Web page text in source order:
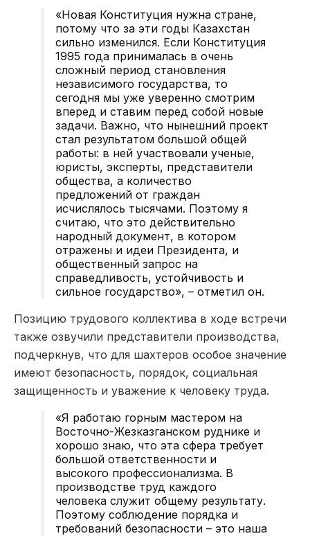
«Новая Конституция нужна стране,
потому что за эти годы Казахстан
сильно изменился. Если Конституция
1995 года принималась в очень
сложный период становления
независимого государства, то
сегодня мы уже уверенно смотрим
вперед и ставим перед собой новые
задачи. Важно, что нынешний проект
стал результатом большой общей
работы: в ней участвовали ученые,
юристы, эксперты, представители
общества, а количество
предложений от граждан
исчислялось тысячами. Поэтому я
считаю, что это действительно
народный документ, в котором
отражены и идеи Президента, и
общественный запрос на
справедливость, устойчивость и
сильное государство», – отметил он.
Позицию трудового коллектива в ходе встречи
также озвучили представители производства,
подчеркнув, что для шахтеров особое значение
имеют безопасность, порядок, социальная
защищенность и уважение к человеку труда.
«Я работаю горным мастером на
Восточно-Жезказганском руднике и
хорошо знаю, что эта сфера требует
большой ответственности и
высокого профессионализма. В
производстве труд каждого
человека служит общему результату.
Поэтому соблюдение порядка и
требований безопасности – это наша